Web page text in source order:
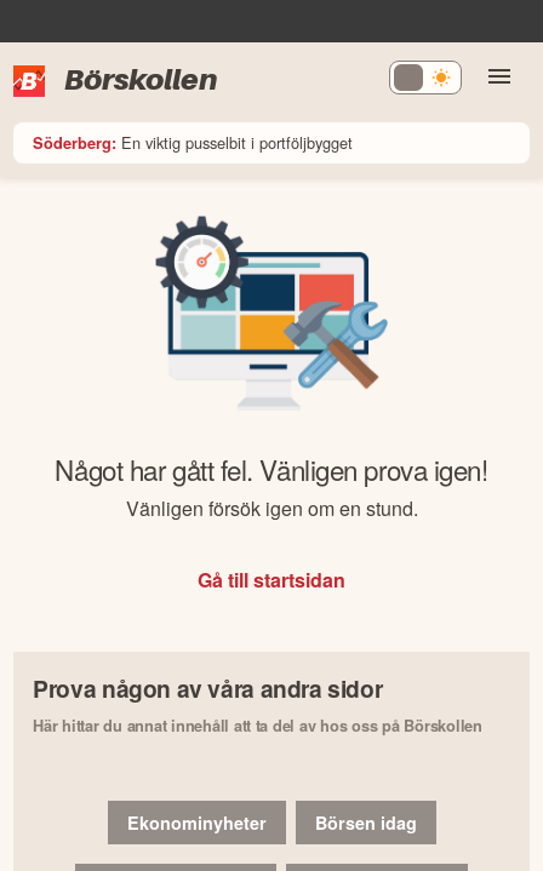
Börskollen
Söderberg: En viktig pusselbit i portföljbygget
Något har gått fel. Vänligen prova igen!
Vänligen försök igen om en stund.
Gå till startsidan
Prova någon av våra andra sidor
Här hittar du annat innehåll att ta del av hos oss på Börskollen
Ekonominyheter Börsen idag